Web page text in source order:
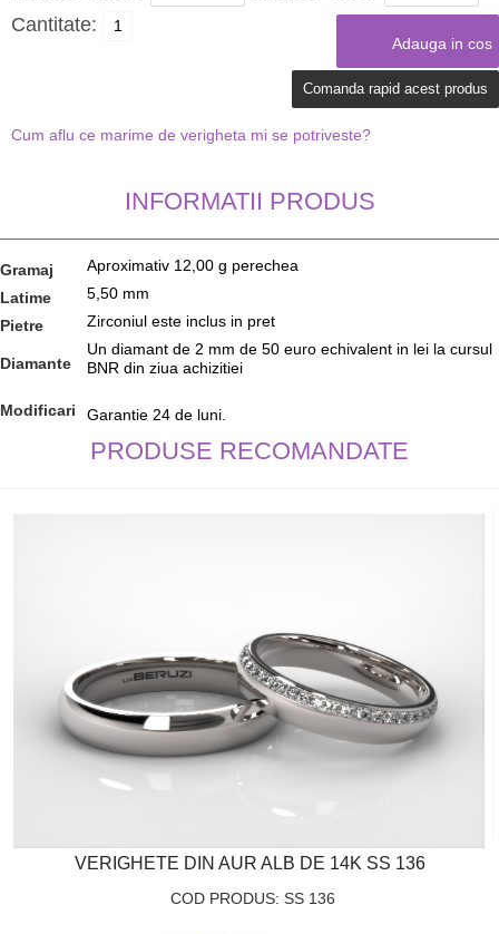
Cantitate:
Comanda rapid acest produs
Cum aflu ce marime de verigheta mi se potriveste?
INFORMATII PRODUS
Gramaj
Aproximativ 12,00 g perechea
Latime
5,50 mm
Pietre
Zirconiul este inclus in pret
Diamante
Un diamant de 2 mm de 50 euro echivalent in lei la cursul
BNR din ziua achizitiei
Modificari Garantie 24 de luni.
PRODUSE RECOMANDATE
VERIGHETE DIN AUR ALB DE 14K SS 136
COD PRODUS: SS 136